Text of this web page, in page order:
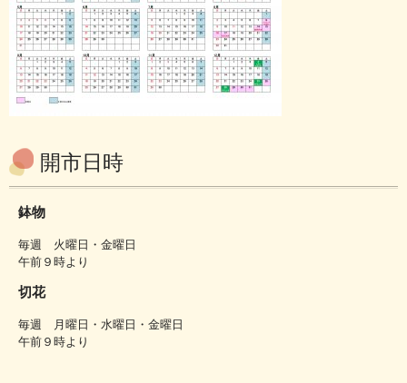
開市日時
鉢物
毎週 火曜日・金曜日
午前９時より
切花
毎週 月曜日・水曜日・金曜日
午前９時より